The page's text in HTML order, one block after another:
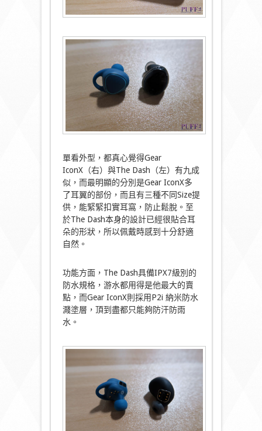
單看外型，都真心覺得Gear
IconX（右）與The Dash（左）有九成
似，而最明顯的分別是Gear IconX多
了耳翼的部份，而且有三種不同Size提
供，能緊緊扣實耳窩，防止鬆脫。至
於The Dash本身的設計已經很貼合耳
朵的形狀，所以佩戴時感到十分舒適
自然。
功能方面，The Dash具備IPX7級別的
防水規格，游水都用得是他最大的賣
點，而Gear IconX則採用P2i 納米防水
濺塗層，頂到盡都只能夠防汗防雨
水。